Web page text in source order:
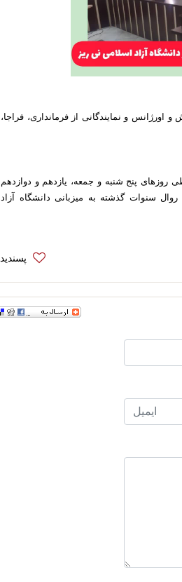
و نمایندگانی از فرمانداری، فراجا،
برق حضور داشتند.
پنج شنبه و جمعه، یازدهم و دوازدهم
سنوات گذشته به میزبانی دانشگاه آزاد